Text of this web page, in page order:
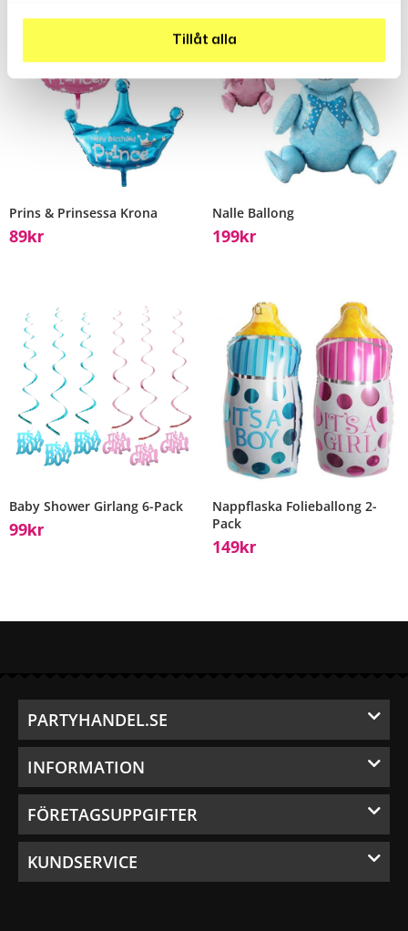
använt deras tjänster.
Tillåt alla
Prins & Prinsessa Krona
89Kr
Nalle Ballong
199Kr
Baby Shower Girlang 6-Pack
99Kr
Nappflaska Folieballong 2-
Pack
149Kr
PARTYHANDEL.SE
INFORMATION
FÖRETAGSUPPGIFTER
KUNDSERVICE